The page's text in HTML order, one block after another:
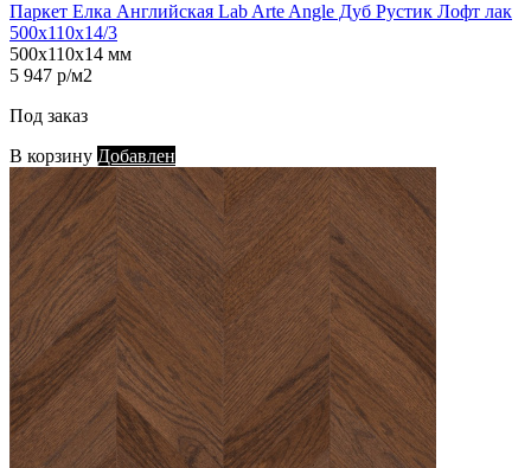
Паркет Елка Английская Lab Arte Angle Дуб Рустик Лофт лак
500х110х14/3
500х110х14 мм
5 947 р/м2
Под заказ
В корзину Добавлен